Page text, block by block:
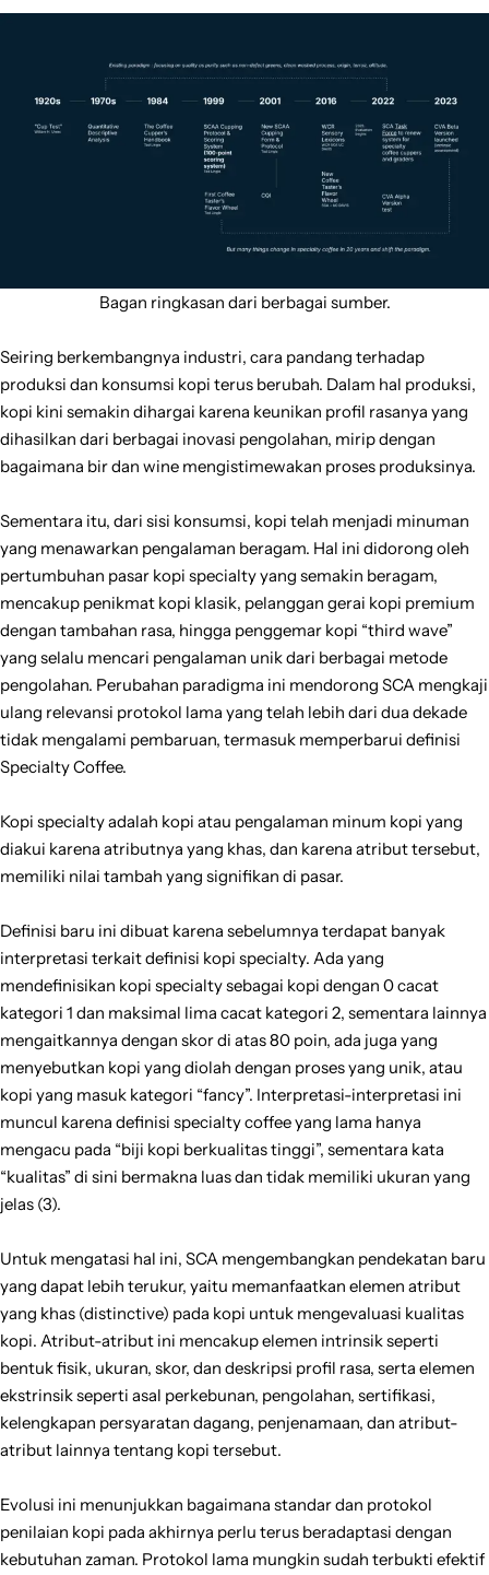
Bagan ringkasan dari berbagai sumber.
Seiring berkembangnya industri, cara pandang terhadap
produksi dan konsumsi kopi terus berubah. Dalam hal produksi,
kopi kini semakin dihargai karena keunikan profil rasanya yang
dihasilkan dari berbagai inovasi pengolahan, mirip dengan
bagaimana bir dan wine mengistimewakan proses produksinya.
Sementara itu, dari sisi konsumsi, kopi telah menjadi minuman
yang menawarkan pengalaman beragam. Hal ini didorong oleh
pertumbuhan pasar kopi specialty yang semakin beragam,
mencakup penikmat kopi klasik, pelanggan gerai kopi premium
dengan tambahan rasa, hingga penggemar kopi “third wave”
yang selalu mencari pengalaman unik dari berbagai metode
pengolahan. Perubahan paradigma ini mendorong SCA mengkaji
ulang relevansi protokol lama yang telah lebih dari dua dekade
tidak mengalami pembaruan, termasuk memperbarui definisi
Specialty Coffee.
Kopi specialty adalah kopi atau pengalaman minum kopi yang
diakui karena atributnya yang khas, dan karena atribut tersebut,
memiliki nilai tambah yang signifikan di pasar.
Definisi baru ini dibuat karena sebelumnya terdapat banyak
interpretasi terkait definisi kopi specialty. Ada yang
mendefinisikan kopi specialty sebagai kopi dengan 0 cacat
kategori 1 dan maksimal lima cacat kategori 2, sementara lainnya
mengaitkannya dengan skor di atas 80 poin, ada juga yang
menyebutkan kopi yang diolah dengan proses yang unik, atau
kopi yang masuk kategori “fancy”. Interpretasi-interpretasi ini
muncul karena definisi specialty coffee yang lama hanya
mengacu pada “biji kopi berkualitas tinggi”, sementara kata
“kualitas” di sini bermakna luas dan tidak memiliki ukuran yang
jelas (3).
Untuk mengatasi hal ini, SCA mengembangkan pendekatan baru
yang dapat lebih terukur, yaitu memanfaatkan elemen atribut
yang khas (distinctive) pada kopi untuk mengevaluasi kualitas
kopi. Atribut-atribut ini mencakup elemen intrinsik seperti
bentuk fisik, ukuran, skor, dan deskripsi profil rasa, serta elemen
ekstrinsik seperti asal perkebunan, pengolahan, sertifikasi,
kelengkapan persyaratan dagang, penjenamaan, dan atribut-
atribut lainnya tentang kopi tersebut.
Evolusi ini menunjukkan bagaimana standar dan protokol
penilaian kopi pada akhirnya perlu terus beradaptasi dengan
kebutuhan zaman. Protokol lama mungkin sudah terbukti efektif